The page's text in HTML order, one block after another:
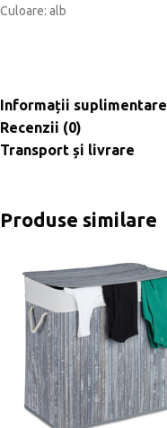
Culoare: alb
Informații suplimentare
Recenzii (0)
Transport și livrare
Produse similare